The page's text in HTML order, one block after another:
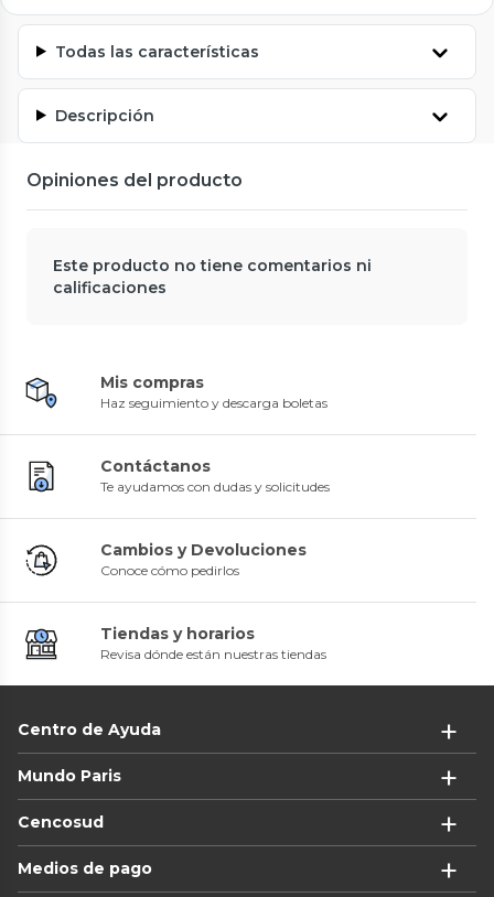
Todas las características
Descripción
Opiniones del producto
Este producto no tiene comentarios ni
calificaciones
Mis compras
Haz seguimiento y descarga boletas
Contáctanos
Te ayudamos con dudas y solicitudes
Cambios y Devoluciones
Conoce cómo pedirlos
Tiendas y horarios
Revisa dónde están nuestras tiendas
Centro de Ayuda
Mundo Paris
Cencosud
Medios de pago